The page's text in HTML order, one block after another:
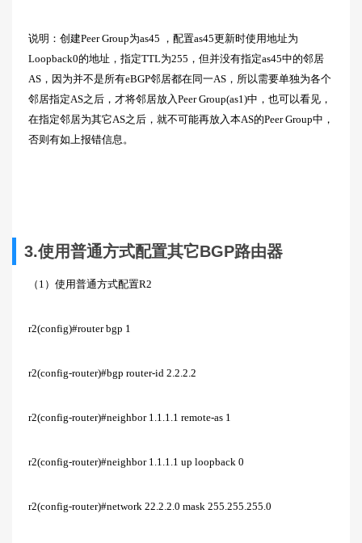
说明：创建Peer Group为as45 ，配置as45更新时使用地址为
Loopback0的地址，指定TTL为255，但并没有指定as45中的邻居
AS，因为并不是所有eBGP邻居都在同一AS，所以需要单独为各个
邻居指定AS之后，才将邻居放入Peer Group(as1)中，也可以看见，
在指定邻居为其它AS之后，就不可能再放入本AS的Peer Group中，
否则有如上报错信息。
3.使用普通方式配置其它BGP路由器
（1）使用普通方式配置R2
r2(config)#router bgp 1
r2(config-router)#bgp router-id 2.2.2.2
r2(config-router)#neighbor 1.1.1.1 remote-as 1
r2(config-router)#neighbor 1.1.1.1 up loopback 0
r2(config-router)#network 22.2.2.0 mask 255.255.255.0